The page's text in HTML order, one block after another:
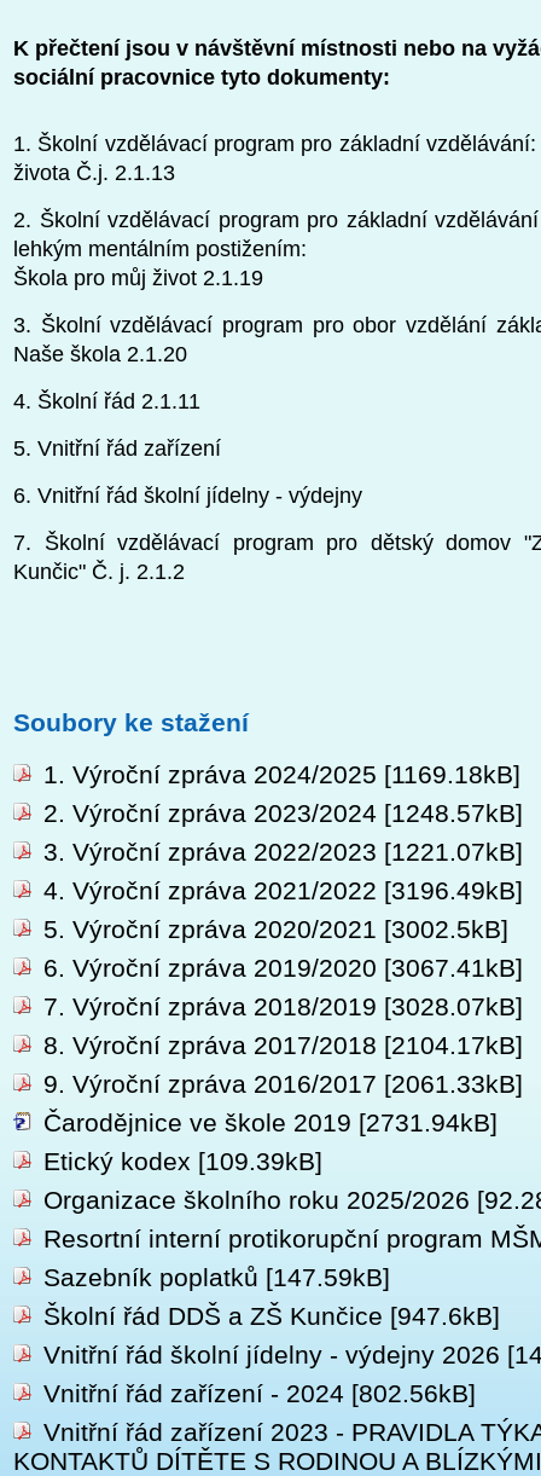
K přečtení jsou v návštěvní místnosti nebo na
sociální pracovnice tyto dokumenty:
1. Školní vzdělávací program pro základní
života Č.j. 2.1.13
2. Školní vzdělávací program pro základní
lehkým mentálním postižením:
Škola pro můj život 2.1.19
3. Školní vzdělávací program pro obor vzdělání
Naše škola 2.1.20
4. Školní řád 2.1.11
5. Vnitřní řád zařízení
6. Vnitřní řád školní jídelny - výdejny
7. Školní vzdělávací program pro dětský domov
Kunčic" Č. j. 2.1.2
Soubory ke stažení
1. Výroční zpráva 2024/2025 [1169.18kB]
2. Výroční zpráva 2023/2024 [1248.57kB]
3. Výroční zpráva 2022/2023 [1221.07kB]
4. Výroční zpráva 2021/2022 [3196.49kB]
5. Výroční zpráva 2020/2021 [3002.5kB]
6. Výroční zpráva 2019/2020 [3067.41kB]
7. Výroční zpráva 2018/2019 [3028.07kB]
8. Výroční zpráva 2017/2018 [2104.17kB]
9. Výroční zpráva 2016/2017 [2061.33kB]
Čarodějnice ve škole 2019 [2731.94kB]
Etický kodex [109.39kB]
Organizace školního roku 2025/2026
Resortní interní protikorupční program
Sazebník poplatků [147.59kB]
Školní řád DDŠ a ZŠ Kunčice [947.6kB]
Vnitřní řád školní jídelny - výdejny 2026
Vnitřní řád zařízení - 2024 [802.56kB]
Vnitřní řád zařízení 2023 - PRAVIDLA
KONTAKTŮ DÍTĚTE S RODINOU A BLÍZKÝMI